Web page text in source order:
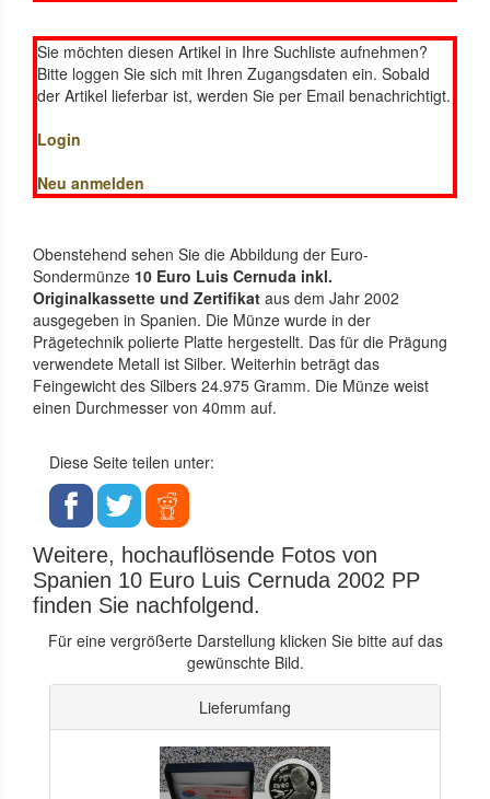
Sie möchten diesen Artikel in Ihre Suchliste aufnehmen?
Bitte loggen Sie sich mit Ihren Zugangsdaten ein. Sobald
der Artikel lieferbar ist, werden Sie per Email benachrichtigt.
Login
Neu anmelden
Obenstehend sehen Sie die Abbildung der Euro-
Sondermünze 10 Euro Luis Cernuda inkl.
Originalkassette und Zertifikat aus dem Jahr 2002
ausgegeben in Spanien. Die Münze wurde in der
Prägetechnik polierte Platte hergestellt. Das für die Prägung
verwendete Metall ist Silber. Weiterhin beträgt das
Feingewicht des Silbers 24.975 Gramm. Die Münze weist
einen Durchmesser von 40mm auf.
Diese Seite teilen unter:
Weitere, hochauflösende Fotos von
Spanien 10 Euro Luis Cernuda 2002 PP
finden Sie nachfolgend.
Für eine vergrößerte Darstellung klicken Sie bitte auf das
gewünschte Bild.
Lieferumfang